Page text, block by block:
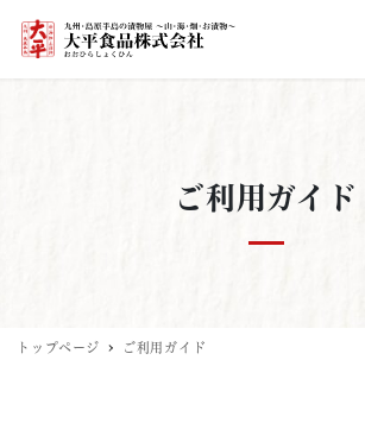
ご利用ガイド
トップページ ご利用ガイド